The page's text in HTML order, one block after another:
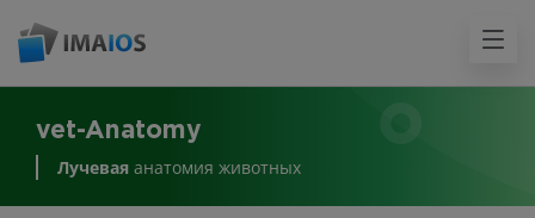
vet-Anatomy
Лучевая анатомия животных